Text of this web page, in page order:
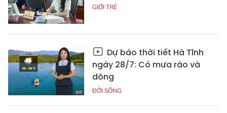
GIỚI TRẺ
Dự báo thời tiết Hà Tĩnh
ngày 28/7: Có mưa rào và
dông
ĐỜI SỐNG